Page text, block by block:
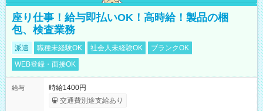
座り仕事！給与即払いOK！高時給！製品の梱
包、検査業務
派遣 職種未経験OK 社会人未経験OK
ブランクOK
WEB登録・面接OK
給与
時給1400円
交通費別途支給あり